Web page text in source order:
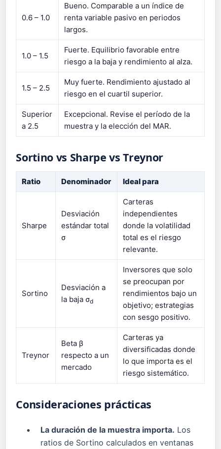
0.6 – 1.0
Bueno. Comparable a un índice de
renta variable pasivo en periodos
largos.
1.0 – 1.5
Fuerte. Equilibrio favorable entre
riesgo a la baja y rendimiento al alza.
1.5 – 2.5
Muy fuerte. Rendimiento ajustado al
riesgo en el cuartil superior.
Superior
a 2.5
Excepcional. Revise el período de la
muestra y la elección del MAR.
Sortino vs Sharpe vs Treynor
Ratio Denominador Ideal para
Sharpe
Desviación
estándar total
σ
Carteras
independientes
donde la volatilidad
total es el riesgo
relevante.
Sortino
Desviación a
la baja σd
Inversores que solo
se preocupan por
rendimientos bajo un
objetivo; estrategias
con sesgo positivo.
Treynor
Beta β
respecto a un
mercado
Carteras ya
diversificadas donde
lo que importa es el
riesgo sistemático.
Consideraciones prácticas
La duración de la muestra importa. Los
ratios de Sortino calculados en ventanas